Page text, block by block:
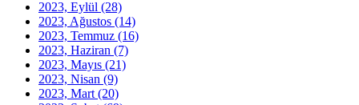
2023, Eylül (28)
2023, Ağustos (14)
2023, Temmuz (16)
2023, Haziran (7)
2023, Mayıs (21)
2023, Nisan (9)
2023, Mart (20)